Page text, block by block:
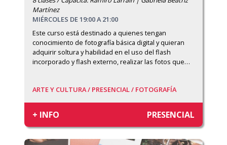
Martínez
MIÉRCOLES DE 19:00 A 21:00
Este curso está destinado a quienes tengan
conocimiento de fotografía básica digital y quieran
adquirir soltura y habilidad en el uso del flash
incorporado y flash externo, realizar las fotos que…
ARTE Y CULTURA / PRESENCIAL / FOTOGRAFÍA
+ INFO PRESENCIAL